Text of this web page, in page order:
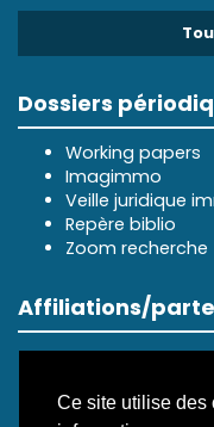
Ce site utilise des
Dossiers
Working papers
Imagimmo
Veille juridique
Repère biblio
Zoom recherche
Affiliations/